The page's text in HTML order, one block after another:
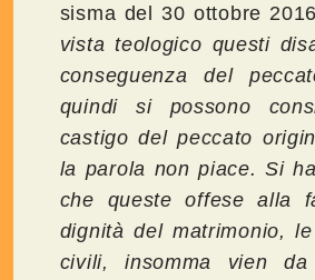
sisma del 30 ottobre
vista teologico questi
conseguenza del
quindi si possono
castigo del peccato
la parola non piace. Si
che queste offese alla
dignità del matrimonio,
civili, insomma vien da